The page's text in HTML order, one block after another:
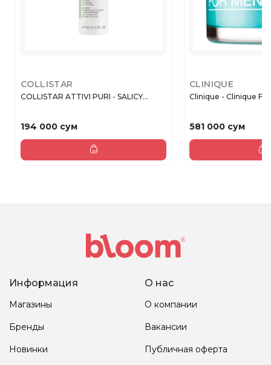
COLLISTAR
COLLISTAR ATTIVI PURI - SALICY...
194 000 сум
CLINIQUE
Clinique - Clinique For
581 000 сум
Информация
Магазины
Бренды
Новинки
О нас
О компании
Вакансии
Публичная оферта